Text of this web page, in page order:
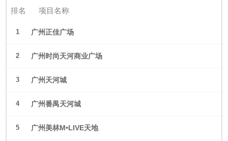
排名 项目名称
1 广州正佳广场
2 广州时尚天河商业广场
3 广州天河城
4 广州番禺天河城
5 广州美林M•LIVE天地